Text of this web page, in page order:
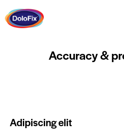
Accuracy &
Adipiscing elit